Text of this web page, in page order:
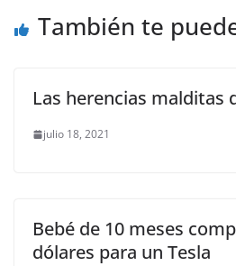
También te
Las herencias malditas
julio 18, 2021
Bebé de 10 meses
dólares para un Tesla